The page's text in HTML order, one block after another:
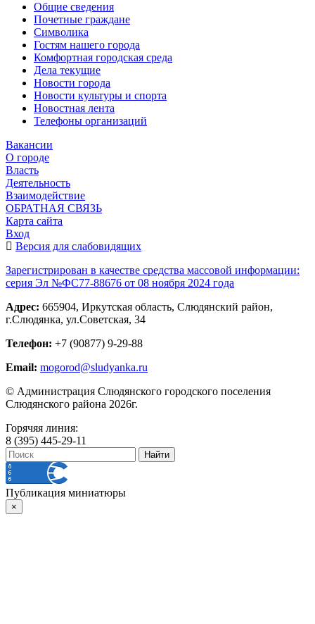
Общие сведения
Почетные граждане
Символика
Гостям нашего города
Комфортная городская среда
Дела текущие
Новости города
Новости культуры и спорта
Новостная лента
Телефоны организаций
Вакансии
О городе
Власть
Деятельность
Взаимодействие
ОБРАТНАЯ СВЯЗЬ
Карта сайта
Вход
Версия для слабовидящих
Зарегистрирован в качестве средства массовой информации:
серия Эл №ФС77-88676 от 08 ноября 2024 года
Адрес: 665904, Иркутская область, Слюдянский район,
г.Слюдянка, ул.Советская, 34
Телефон: +7 (90877) 9-29-88
Email: mogorod@sludyanka.ru
© Администрация Слюдянского городского поселения
Слюдянского района 2026г.
Горячяя линия:
8 (395) 445-29-11
Публикация миниатюры
×